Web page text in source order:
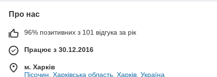
Про нас
96% позитивних з 101 відгука за рік
Працює з 30.12.2016
м. Харків
Пісочин, Харківська область, Харків, Україна